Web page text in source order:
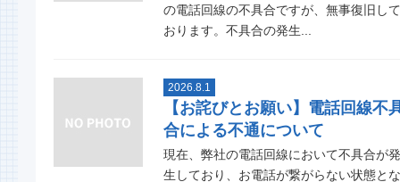
の電話回線の不具合ですが、無事復旧して
おります。不具合の発生...
2026.8.1
【お詫びとお願い】電話回線不
合による不通について
現在、弊社の電話回線において不具合が発
生しており、お電話が繋がらない状態とな